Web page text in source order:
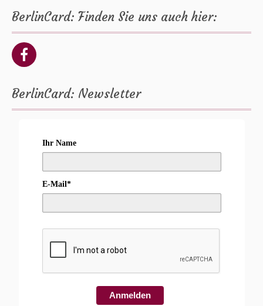
BerlinCard: Finden Sie uns auch hier:
BerlinCard: Newsletter
Ihr Name
E-Mail*
Anmelden